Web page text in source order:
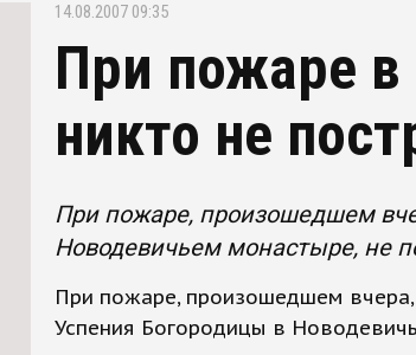
14.08.2007 09:35
При пожаре
никто не
При пожаре, произошедшем
Новодевичьем монастыре, не
При пожаре, произошедшем вчера,
Успения Богородицы в